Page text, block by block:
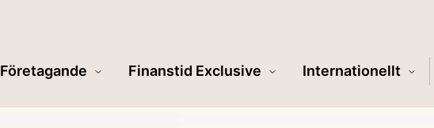
Företagande Finanstid Exclusive Internationellt